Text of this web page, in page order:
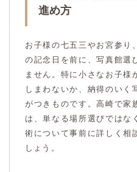
進め方
お子様の七五三やお宮参り
の記念日を前に、写真館選
ません。特に小さなお子様
しまわないか、納得のいく
がつきものです。高崎で家
は、単なる場所選びではな
術について事前に詳しく相
しょう。